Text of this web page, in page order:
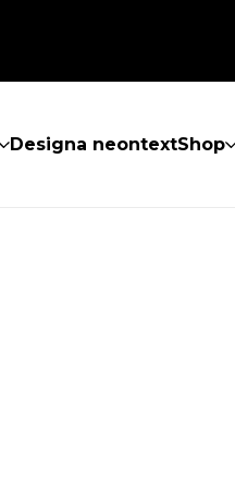
Designa neontextShop